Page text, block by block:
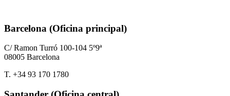
Barcelona (Oficina principal)
C/ Ramon Turró 100-104 5º9ª
08005 Barcelona
T. +34 93 170 1780